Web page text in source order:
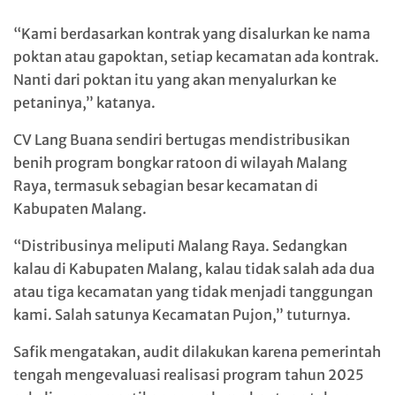
“Kami berdasarkan kontrak yang disalurkan ke nama
poktan atau gapoktan, setiap kecamatan ada kontrak.
Nanti dari poktan itu yang akan menyalurkan ke
petaninya,” katanya.
CV Lang Buana sendiri bertugas mendistribusikan
benih program bongkar ratoon di wilayah Malang
Raya, termasuk sebagian besar kecamatan di
Kabupaten Malang.
“Distribusinya meliputi Malang Raya. Sedangkan
kalau di Kabupaten Malang, kalau tidak salah ada dua
atau tiga kecamatan yang tidak menjadi tanggungan
kami. Salah satunya Kecamatan Pujon,” tuturnya.
Safik mengatakan, audit dilakukan karena pemerintah
tengah mengevaluasi realisasi program tahun 2025